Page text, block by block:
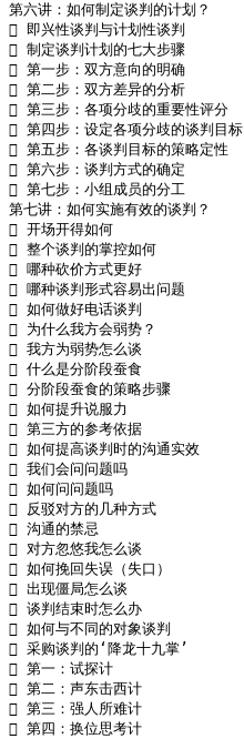
第六讲：如何制定谈判的计划？
 即兴性谈判与计划性谈判
 制定谈判计划的七大步骤
 第一步：双方意向的明确
 第二步：双方差异的分析
 第三步：各项分歧的重要性评分
 第四步：设定各项分歧的谈判目标
 第五步：各谈判目标的策略定性
 第六步：谈判方式的确定
 第七步：小组成员的分工
第七讲：如何实施有效的谈判？
 开场开得如何
 整个谈判的掌控如何
 哪种砍价方式更好
 哪种谈判形式容易出问题
 如何做好电话谈判
 为什么我方会弱势？
 我方为弱势怎么谈
 什么是分阶段蚕食
 分阶段蚕食的策略步骤
 如何提升说服力
 第三方的参考依据
 如何提高谈判时的沟通实效
 我们会问问题吗
 如何问问题吗
 反驳对方的几种方式
 沟通的禁忌
 对方忽悠我怎么谈
 如何挽回失误（失口）
 出现僵局怎么谈
 谈判结束时怎么办
 如何与不同的对象谈判
 采购谈判的‘降龙十九掌’
 第一：试探计
 第二：声东击西计
 第三：强人所难计
 第四：换位思考计